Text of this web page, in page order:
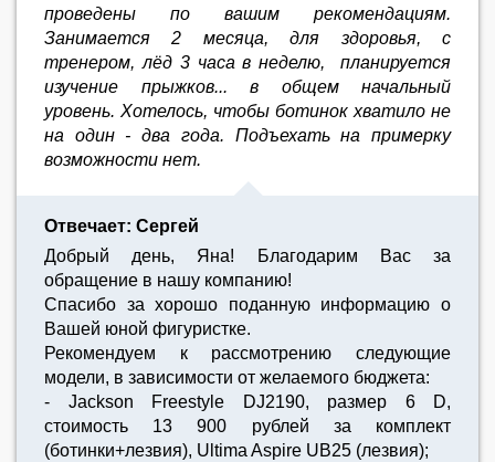
проведены по вашим рекомендациям.
Занимается 2 месяца, для здоровья, с
тренером, лёд 3 часа в неделю, планируется
изучение прыжков... в общем начальный
уровень. Хотелось, чтобы ботинок хватило не
на один - два года. Подъехать на примерку
возможности нет.
Отвечает: Сергей
Добрый день, Яна! Благодарим Вас за
обращение в нашу компанию!
Спасибо за хорошо поданную информацию о
Вашей юной фигуристке.
Рекомендуем к рассмотрению следующие
модели, в зависимости от желаемого бюджета:
- Jackson Freestyle DJ2190, размер 6 D,
стоимость 13 900 рублей за комплект
(ботинки+лезвия), Ultima Aspire UB25 (лезвия);